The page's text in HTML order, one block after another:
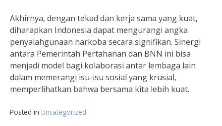
Akhirnya, dengan tekad dan kerja sama yang kuat,
diharapkan Indonesia dapat mengurangi angka
penyalahgunaan narkoba secara signifikan. Sinergi
antara Pemerintah Pertahanan dan BNN ini bisa
menjadi model bagi kolaborasi antar lembaga lain
dalam memerangi isu-isu sosial yang krusial,
memperlihatkan bahwa bersama kita lebih kuat.
Posted in Uncategorized